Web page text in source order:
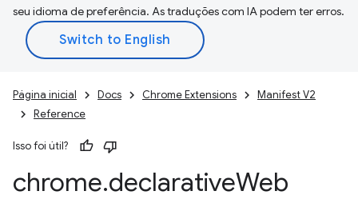
seu idioma de preferência. As traduções com IA podem ter erros.
Página inicial Docs Chrome Extensions
Manifest V2
Reference
Isso foi útil?
chrome.declarativeWeb